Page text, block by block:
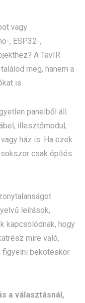
vagy
, ESP32-,
A TavIR
meg, hanem a
is.
panelből áll.
illesztőmodul,
ház is. Ha ezek
csak építés
leírások,
kapcsolódnak, hogy
mire való,
figyelni bekötéskor
a választásnál,